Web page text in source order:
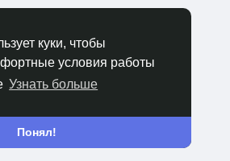
куки, чтобы
условия работы
Узнать больше
Понял!